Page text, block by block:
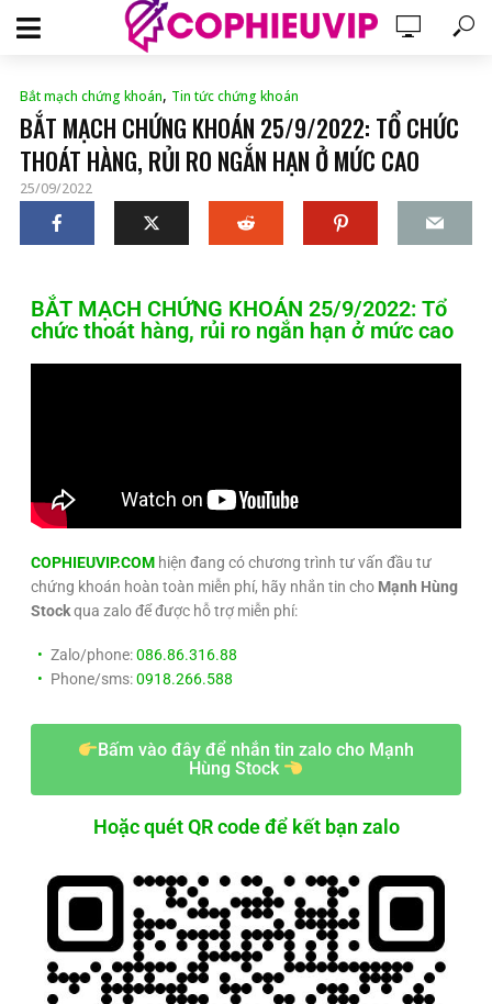
Bắt mạch chứng khoán, Tin tức chứng khoán
BẮT MẠCH CHỨNG KHOÁN 25/9/2022: TỔ CHỨC
THOÁT HÀNG, RỦI RO NGẮN HẠN Ở MỨC CAO
25/09/2022
BẮT MẠCH CHỨNG KHOÁN 25/9/2022: Tổ
chức thoát hàng, rủi ro ngắn hạn ở mức cao
COPHIEUVIP.COM hiện đang có chương trình tư vấn đầu tư
chứng khoán hoàn toàn miễn phí, hãy nhắn tin cho Mạnh Hùng
Stockqua zalo để được hỗ trợ miễn phí:
Zalo/phone:086.86.316.88
Phone/sms:0918.266.588
Bấm vào đây để nhắn tin zalo cho Mạnh
Hùng Stock
Hoặc quét QR code để kết bạn zalo